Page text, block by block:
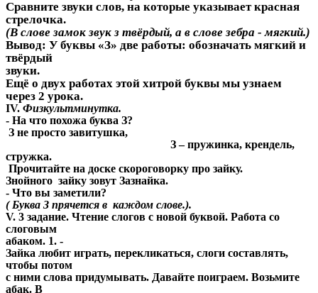
Сравните звуки слов, на которые указывает красная
стрелочка.
(В слове замок звук з твёрдый, а в слове зебра - мягкий.)
Вывод: У буквы «З» две работы: обозначать мягкий и
твёрдый
звуки.
Ещё о двух работах этой хитрой буквы мы узнаем
через 2 урока.
IV. Физкультминутка.
- На что похожа буква З?
З не просто завитушка,
З – пружинка, крендель,
стружка.
Прочитайте на доске скороговорку про зайку.
Знойного зайку зовут Зазнайка.
- Что вы заметили?
( Буква З прячется в каждом слове.).
V. 3 задание. Чтение слогов с новой буквой. Работа со
слоговым
абаком. 1. -
Зайка любит играть, перекликаться, слоги составлять,
чтобы потом
с ними слова придумывать. Давайте поиграем. Возьмите
абак. В